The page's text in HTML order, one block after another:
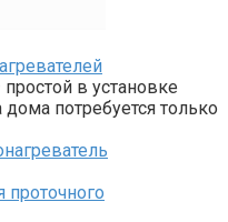
в установке
потребуется только
проточного